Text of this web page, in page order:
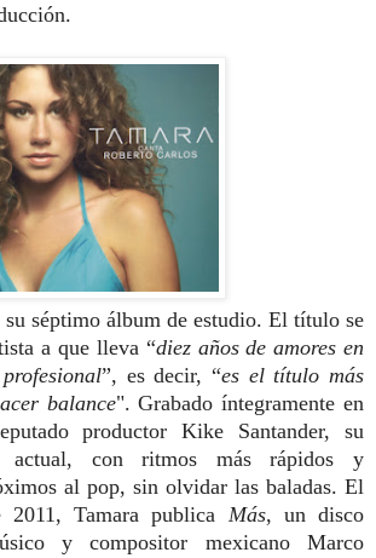
su séptimo álbum de estudio. El título se
a que lleva “diez años de amores en
”, es decir, “es el título más
balance". Grabado íntegramente en
productor Kike Santander, su
actual, con ritmos más rápidos y
al pop, sin olvidar las baladas. El
Tamara publica Más, un disco
y compositor mexicano Marco